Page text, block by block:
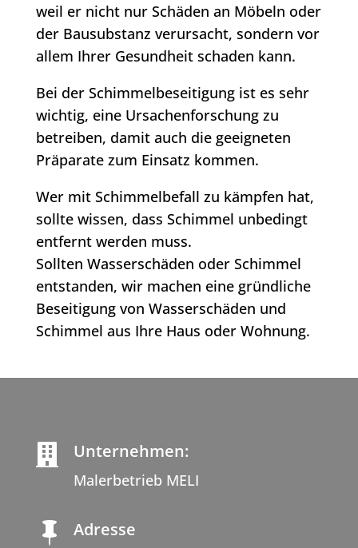
weil er nicht nur Schäden an Möbeln oder
der Bausubstanz verursacht, sondern vor
allem Ihrer Gesundheit schaden kann.
Bei der Schimmelbeseitigung ist es sehr
wichtig, eine Ursachenforschung zu
betreiben, damit auch die geeigneten
Präparate zum Einsatz kommen.
Wer mit Schimmelbefall zu kämpfen hat,
sollte wissen, dass Schimmel unbedingt
entfernt werden muss.
Sollten Wasserschäden oder Schimmel
entstanden, wir machen eine gründliche
Beseitigung von Wasserschäden und
Schimmel aus Ihre Haus oder Wohnung.
 Unternehmen:
Malerbetrieb MELI
 Adresse